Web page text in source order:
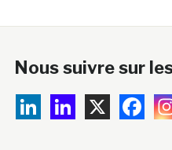
Nous suivre sur